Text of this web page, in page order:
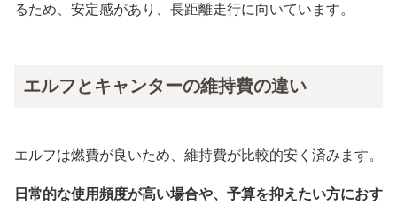
るため、安定感があり、長距離走行に向いています。
エルフとキャンターの維持費の違い
エルフは燃費が良いため、維持費が比較的安く済みます。
日常的な使用頻度が高い場合や、予算を抑えたい方におす